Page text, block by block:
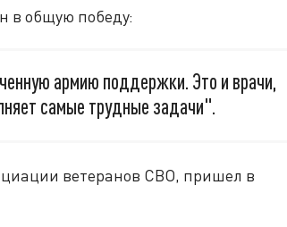
в общую победу:
армию поддержки. Это и врачи,
самые трудные задачи".
ветеранов СВО, пришел в